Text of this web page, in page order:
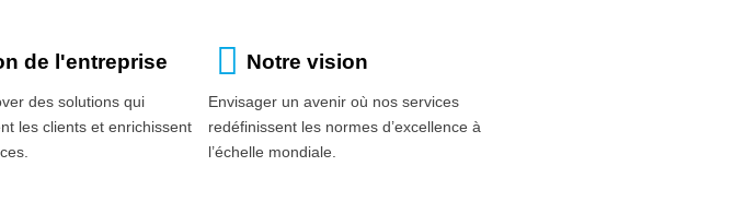
de l'entreprise
des solutions qui
les clients et enrichissent
Notre vision
Envisager un avenir où nos services
redéfinissent les normes d’excellence à
l’échelle mondiale.